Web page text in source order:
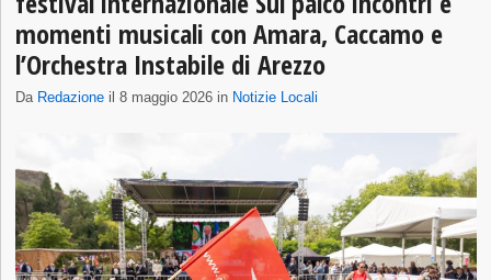
momenti musicali con Amara, Caccamo e
l’Orchestra Instabile di Arezzo
Da Redazione il 8 maggio 2026 in Notizie Locali